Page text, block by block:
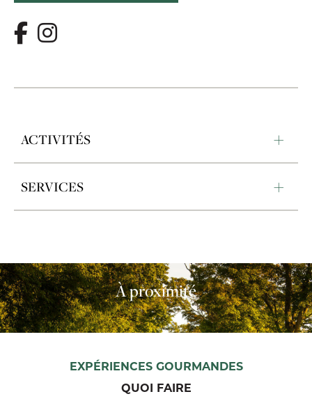
ACTIVITÉS
SERVICES
À proximité
EXPÉRIENCES GOURMANDES
QUOI FAIRE